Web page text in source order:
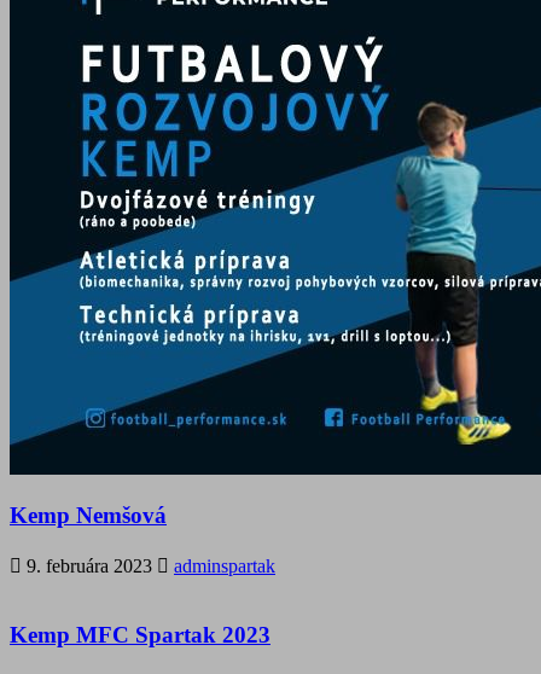
Kemp Nemšová
9. februára 2023 adminspartak
Kemp MFC Spartak 2023